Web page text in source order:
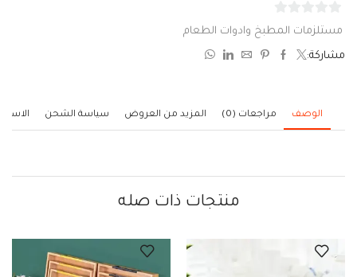
0
مستلزمات المطبخ وادوات الطعام
مشاركة:
الوصف مراجعات (0) المزيد من العروض سياسة الشحن
منتجات ذات صله